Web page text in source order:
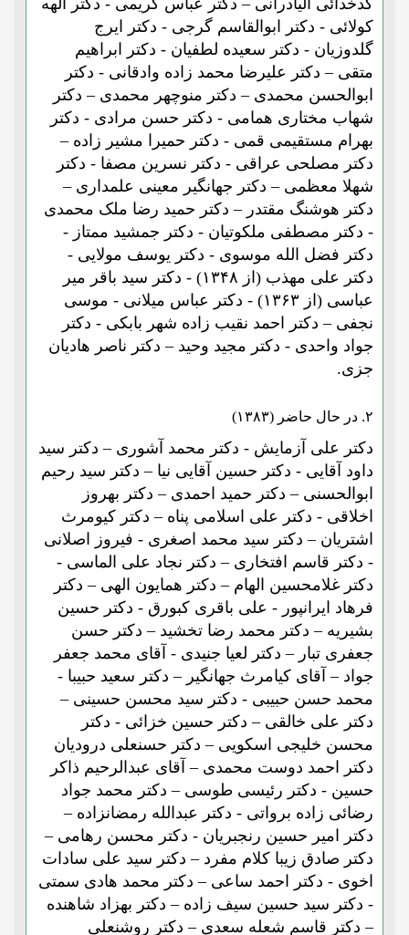
کدخدائی الیادرانی – دکتر عباس کریمی - دکتر الهه
کولائی - دکتر ابوالقاسم گرجی - دکتر ایرج
گلدوزیان - دکتر سعیده لطفیان - دکتر ابراهیم
متقی – دکتر علیرضا محمد زاده وادقانی - دکتر
ابوالحسن محمدی – دکتر منوچهر محمدی – دکتر
شهاب مختاری همامی - دکتر حسن مرادی - دکتر
بهرام مستقیمی قمی - دکتر حمیرا مشیر زاده –
دکتر مصلحی عراقی - دکتر نسرین مصفا - دکتر
شهلا معظمی – دکتر جهانگیر معینی علمداری –
دکتر هوشنگ مقتدر – دکتر حمید رضا ملک محمدی
- دکتر مصطفی ملکوتیان - دکتر جمشید ممتاز -
دکتر فضل الله موسوی - دکتر یوسف مولایی -
دکتر علی مهذب (از ۱۳۴۸) - دکتر سید باقر میر
عباسی (از ۱۳۶۳) - دکتر عباس میلانی - موسی
نجفی – دکتر احمد نقیب زاده شهر بابکی - دکتر
جواد واحدی - دکتر مجید وحید – دکتر ناصر هادیان
جزی.
۲. در حال حاضر (۱۳۸۳)
دکتر علی آزمایش - دکتر محمد آشوری – دکتر سید
داود آقایی - دکتر حسین آقایی نیا – دکتر سید رحیم
ابوالحسنی – دکتر حمید احمدی – دکتر بهروز
اخلاقی - دکتر علی اسلامی پناه – دکتر کیومرث
اشتریان – دکتر سید محمد اصغری - فیروز اصلانی
- دکتر قاسم افتخاری – دکتر نجاد علی الماسی -
دکتر غلامحسین الهام – دکتر همایون الهی – دکتر
فرهاد ایرانپور - علی باقری کبورق - دکتر حسین
بشیریه – دکتر محمد رضا تخشید – دکتر حسن
جعفری تبار – دکتر لعیا جنیدی - آقای محمد جعفر
جواد – آقای کیامرث جهانگیر – دکتر سعید حبیبا -
محمد حسن حبیبی - دکتر سید محسن حسینی –
دکتر علی خالقی – دکتر حسین خزائی - دکتر
محسن خلیجی اسکویی – دکتر حسنعلی درودیان
دکتر احمد دوست محمدی – آقای عبدالرحیم ذاکر
حسین - دکتر رئیسی طوسی – دکتر محمد جواد
رضائی زاده برواتی - دکتر عبدالله رمضانزاده –
دکتر امیر حسین رنجبریان - دکتر محسن رهامی –
دکتر صادق زیبا کلام مفرد – دکتر سید علی سادات
اخوی - دکتر احمد ساعی – دکتر محمد هادی سمتی
- دکتر سید حسین سیف زاده – دکتر بهزاد شاهنده
– دکتر قاسم شعله سعدی – دکتر روشنعلی